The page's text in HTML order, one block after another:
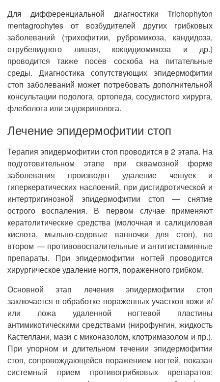
Для дифференциальной диагностики Trichophyton
mentagrophytes от возбудителей других грибковых
заболеваний (трихофитии, рубромикоза, кандидоза,
отрубевидного лишая, кокцидиомикоза и др.)
проводится также посев соскоба на питательные
среды. Диагностика сопутствующих эпидермофитии
стоп заболеваний может потребовать дополнительной
консультации подолога, ортопеда, сосудистого хирурга,
флеболога или эндокринолога.
Лечение эпидермофитии стоп
Терапия эпидермофитии стоп проводится в 2 этапа. На
подготовительном этапе при сквамозной форме
заболевания производят удаление чешуек и
гиперкератических наслоений, при дисгидротической и
интертригинозной эпидермофитии стоп — снятие
острого воспаления. В первом случае применяют
кератолитические средства (молочная и салициловая
кислота, мыльно-содовые ванночки для стоп), во
втором — противовоспалительные и антигистаминные
препараты. При эпидермофитии ногтей проводится
хирургическое удаление ногтя, пораженного грибком.
Основной этап лечения эпидермофитии стоп
заключается в обработке пораженных участков кожи и/
или ложа удаленной ногтевой пластины
антимикотическими средствами (нирофунгин, жидкость
Кастеллани, мази с миконазолом, клотримазолом и пр.).
При упорном и длительном течении эпидермофитии
стоп, сопровождающейся поражением ногтей, показан
системный прием противогрибковых препаратов: